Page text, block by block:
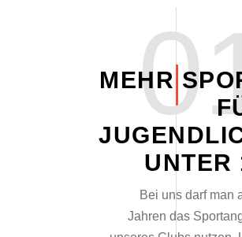
MEHR
UNTER
Bei uns darf man
Jahren das